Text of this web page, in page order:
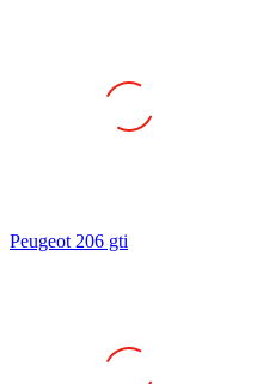
Peugeot 206 gti